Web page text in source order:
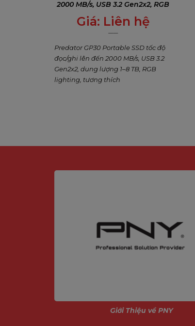
2000 MB/s, USB 3.2 Gen2x2, RGB
Giá: Liên hệ
0₫
Predator GP30 Portable SSD tốc độ
đọc/ghi lên đến 2000 MB/s, USB 3.2
Gen2x2, dung lượng 1–8 TB, RGB
lighting, tương thích
Giới Thiệu về PNY